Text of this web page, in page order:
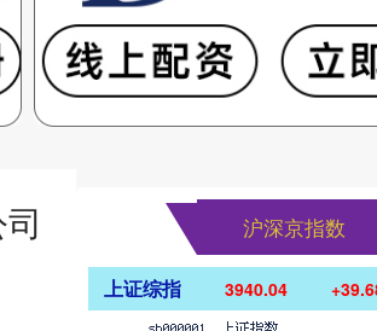
沪深京指数
上证综指 3940.04